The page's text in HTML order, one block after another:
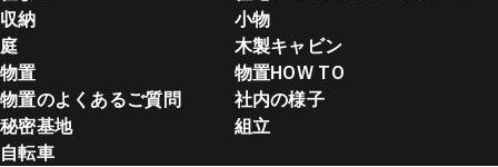
収納
小物
庭
木製キャビン
物置
物置HOW TO
物置のよくあるご質問
社内の様子
秘密基地
組立
自転車